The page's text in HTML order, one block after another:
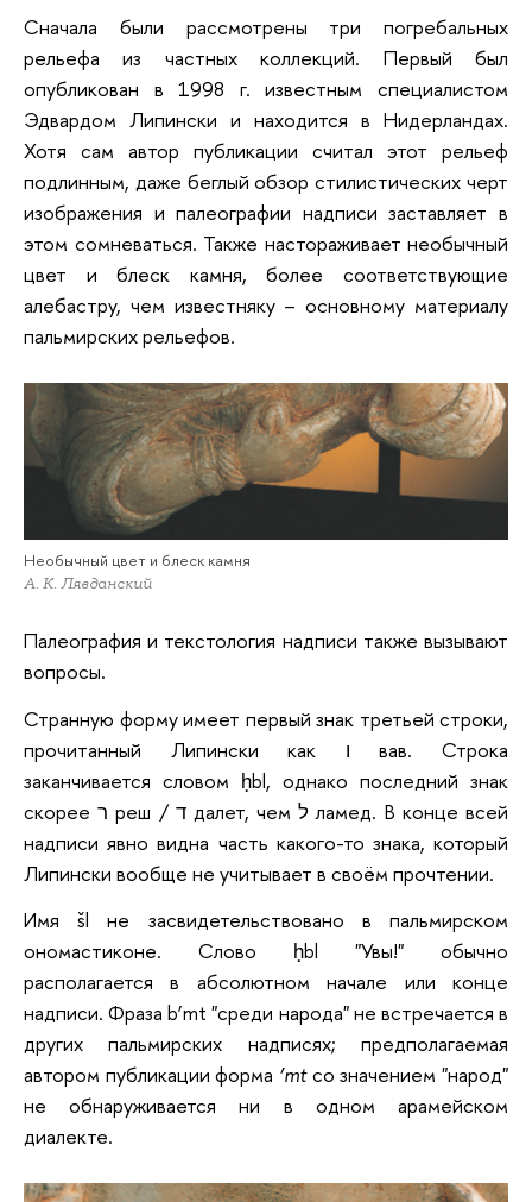
Сначала были рассмотрены три погребальных
рельефа из частных коллекций. Первый был
опубликован в 1998 г. известным специалистом
Эдвардом Липински и находится в Нидерландах.
Хотя сам автор публикации считал этот рельеф
подлинным, даже беглый обзор стилистических черт
изображения и палеографии надписи заставляет в
этом сомневаться. Также настораживает необычный
цвет и блеск камня, более соответствующие
алебастру, чем известняку – основному материалу
пальмирских рельефов.
Необычный цвет и блеск камня
А. К. Лявданский
Палеография и текстология надписи также вызывают
вопросы.
Странную форму имеет первый знак третьей строки,
прочитанный Липински как ו вав. Строка
заканчивается словом ḥbl, однако последний знак
скорее ר реш / ד далет, чем ל ламед. В конце всей
надписи явно видна часть какого-то знака, который
Липински вообще не учитывает в своём прочтении.
Имя šl не засвидетельствовано в пальмирском
ономастиконе. Слово ḥbl "Увы!" обычно
располагается в абсолютном начале или конце
надписи. Фраза b‘mt "среди народа" не встречается в
других пальмирских надписях; предполагаемая
автором публикации форма ‘mtсо значением "народ"
не обнаруживается ни в одном арамейском
диалекте.